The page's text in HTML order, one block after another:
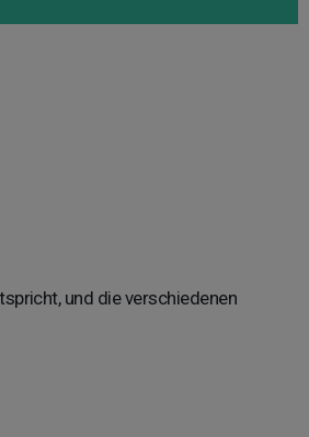
und die verschiedenen